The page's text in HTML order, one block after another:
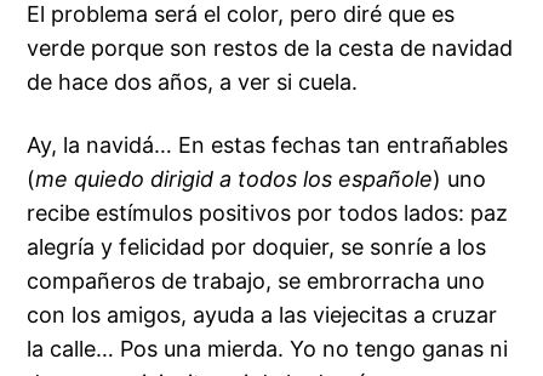
El problema será el color, pero diré que es
verde porque son restos de la cesta de navidad
de hace dos años, a ver si cuela.
Ay, la navidá… En estas fechas tan entrañables
(me quiedo dirigid a todos los españole) uno
recibe estímulos positivos por todos lados: paz
alegría y felicidad por doquier, se sonríe a los
compañeros de trabajo, se embrorracha uno
con los amigos, ayuda a las viejecitas a cruzar
la calle… Pos una mierda. Yo no tengo ganas ni